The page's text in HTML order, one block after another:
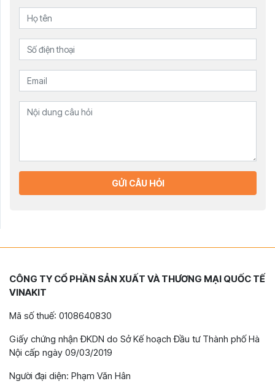
GỬI CÂU HỎI
CÔNG TY CỔ PHẦN SẢN XUẤT VÀ THƯƠNG MẠI QUỐC TẾ
VINAKIT
Mã số thuế: 0108640830
Giấy chứng nhận ĐKDN do Sở Kế hoạch Đầu tư Thành phố Hà
Nội cấp ngày 09/03/2019
Người đại diện: Phạm Văn Hân